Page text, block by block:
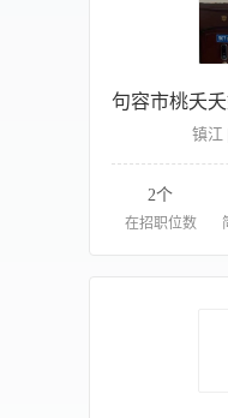
镇江
2个
在招职位数